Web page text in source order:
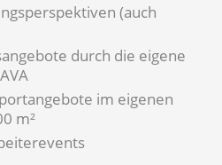
(auch
durch die eigene
im eigenen
m²